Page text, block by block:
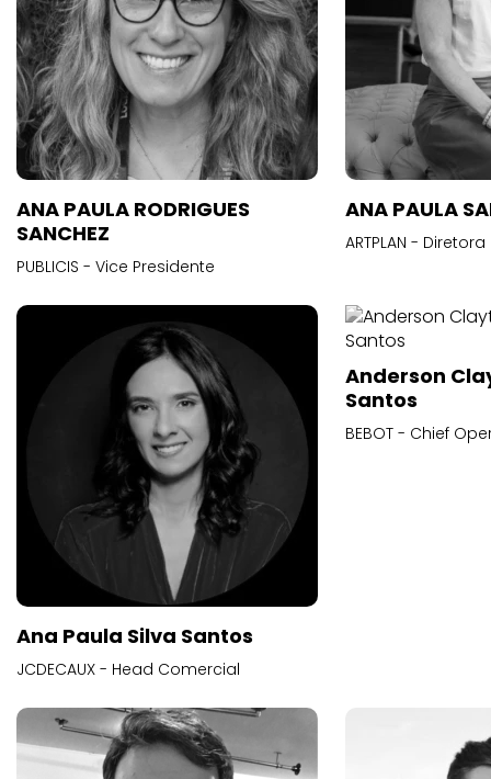
ANA PAULA RODRIGUES
SANCHEZ
PUBLICIS - Vice Presidente
ANA PAULA
ARTPLAN -
Ana Paula Silva Santos
JCDECAUX - Head Comercial
Anderson
Santos
BEBOT - Chief